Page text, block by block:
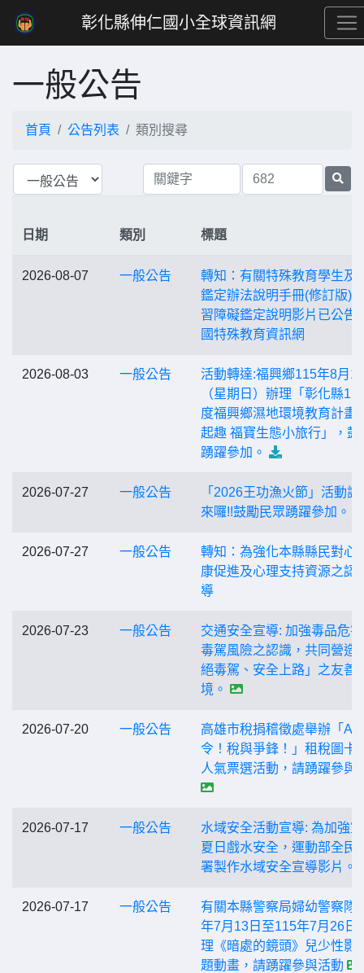
彰化縣伸仁國小全球資訊網
一般公告
首頁 公告列表 類別搜尋
日期 類別 標題
2026-08-07 一般公告
轉知：有關特殊教育學生及
鑑定辦法說明手冊(修訂版)
習障礙鑑定說明影片已公告
國特殊教育資訊網
2026-08-03 一般公告
活動轉達:福興鄉115年8月
（星期日）辦理「彰化縣
度福興鄉濕地環境教育計畫-
起趣 福寶生態小旅行」，鼓
踴躍參加。
2026-07-27 一般公告
「2026王功漁火節」活動訊
來囉!!鼓勵民眾踴躍參加。
2026-07-27 一般公告
轉知：為強化本縣縣民對心
康促進及心理支持資源之認
導
2026-07-23 一般公告
交通安全宣導: 加強毒品危
毒駕風險之認識，共同營造
絕毒駕、安全上路」之友善
境。
2026-07-20 一般公告
高雄市稅捐稽徵處舉辦「AI
令！稅與爭鋒！」租稅圖卡
人氣票選活動，請踴躍參與
2026-07-17 一般公告
水域安全活動宣導: 為加強
夏日戲水安全，運動部全民
署製作水域安全宣導影片。
2026-07-17 一般公告
有關本縣警察局婦幼警察隊
年7月13日至115年7月26日
理《暗處的鏡頭》兒少性影
題動畫，請踴躍參與活動